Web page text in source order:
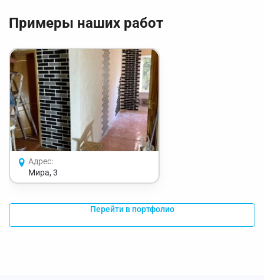
Примеры наших работ
Адрес:
Мира, 3
Перейти в портфолио